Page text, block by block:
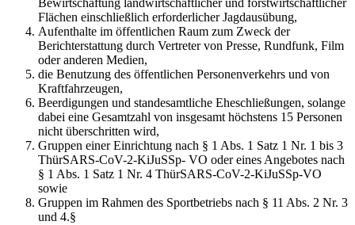
Bewirtschaftung landwirtschaft­licher und forstwirtschaftlicher
Flächen einschließlich erforderlicher Jagdausübung,
Aufenthalte im öffentlichen Raum zum Zweck der
Berichterstattung durch Vertreter von Presse, Rundfunk, Film
oder anderen Medien,
die Benutzung des öffentlichen Personenverkehrs und von
Kraftfahrzeugen,
Beerdigungen und standesamtliche Eheschließungen, solange
dabei eine Gesamtzahl von insgesamt höchstens 15 Personen
nicht überschritten wird,
Gruppen einer Einrichtung nach § 1 Abs. 1 Satz 1 Nr. 1 bis 3
ThürSARS-CoV-2-KiJuSSp- VO oder eines Angebotes nach
§ 1 Abs. 1 Satz 1 Nr. 4 ThürSARS-CoV-2-KiJuSSp-VO
sowie
Gruppen im Rahmen des Sportbetriebs nach § 11 Abs. 2 Nr. 3
und 4.§